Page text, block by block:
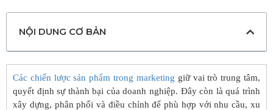
NỘI DUNG CƠ BẢN
Các chiến lược sản phẩm trong marketing giữ vai trò trung tâm,
quyết định sự thành bại của doanh nghiệp. Đây còn là quá trình
xây dựng, phân phối và điều chỉnh để phù hợp với nhu cầu, xu